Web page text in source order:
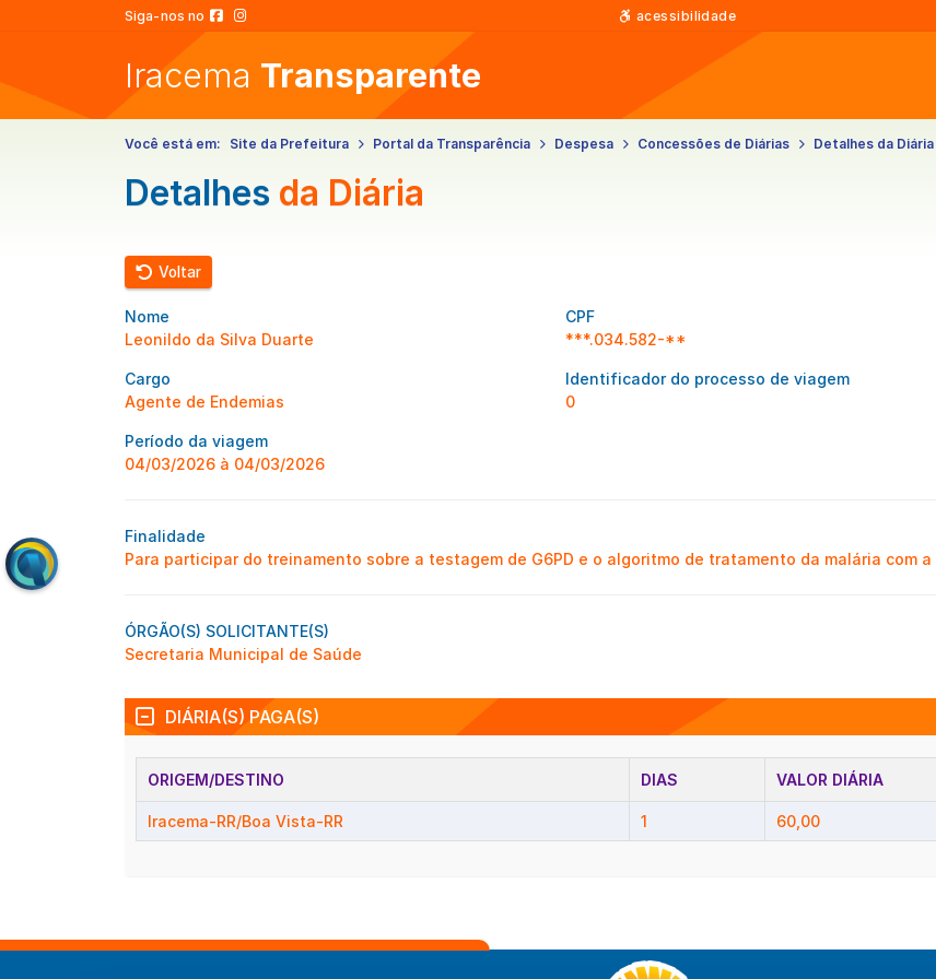
Siga-nos no acessibilidade
Iracema Transparente
Você está em: Site da Prefeitura Portal da Transparência Despesa Concessões de Diárias Detalhes da Diária
Detalhes da Diária
Voltar
Nome
Leonildo da Silva Duarte
CPF
***.034.582-**
Cargo
Agente de Endemias
Identificador do processo de viagem
0
Período da viagem
04/03/2026 à 04/03/2026
Finalidade
Para participar do treinamento sobre a testagem de G6PD e o algoritmo de tratamento da malária com
ÓRGÃO(S) SOLICITANTE(S)
Secretaria Municipal de Saúde
DIÁRIA(S) PAGA(S)
ORIGEM/DESTINO DIAS VALOR DIÁRIA
Iracema-RR/Boa Vista-RR 1 60,00